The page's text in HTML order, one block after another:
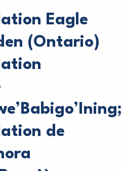
Eagle
(Ontario)
de